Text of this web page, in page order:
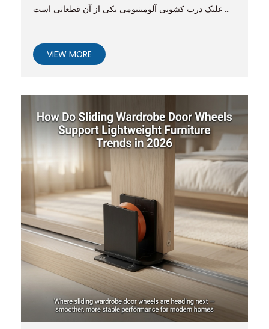
غلتک درب کشویی آلومینیومی یکی از آن قطعاتی است ...
VIEW MORE